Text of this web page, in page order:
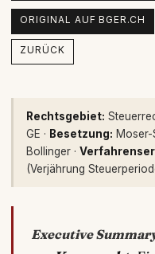
ORIGINAL AUF BGER.CH
ZURÜCK
Rechtsgebiet:
GE · Besetzung: Moser-
Bollinger ·
(Verjährung
Executive